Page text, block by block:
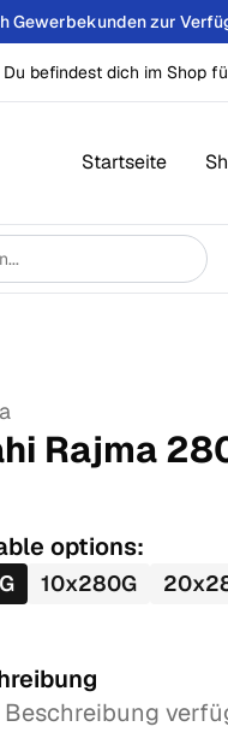
Gewerbekunden zur
Du befindest dich im Shop
Startseite
Rajma
options:
G 10x280G 20x
Beschreibung